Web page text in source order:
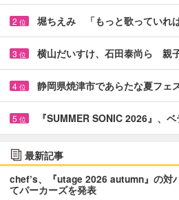
2 位 堀ちえみ 「もっと歌っていれ
3 位 横山だいすけ、石田泰尚ら 親
4 位 静岡県焼津市であらたな夏フ
5 位 『SUMMER SONIC 2026』、
最新記事
chef’s、『utage 2026 autumn』の対
てパーカーズを発表